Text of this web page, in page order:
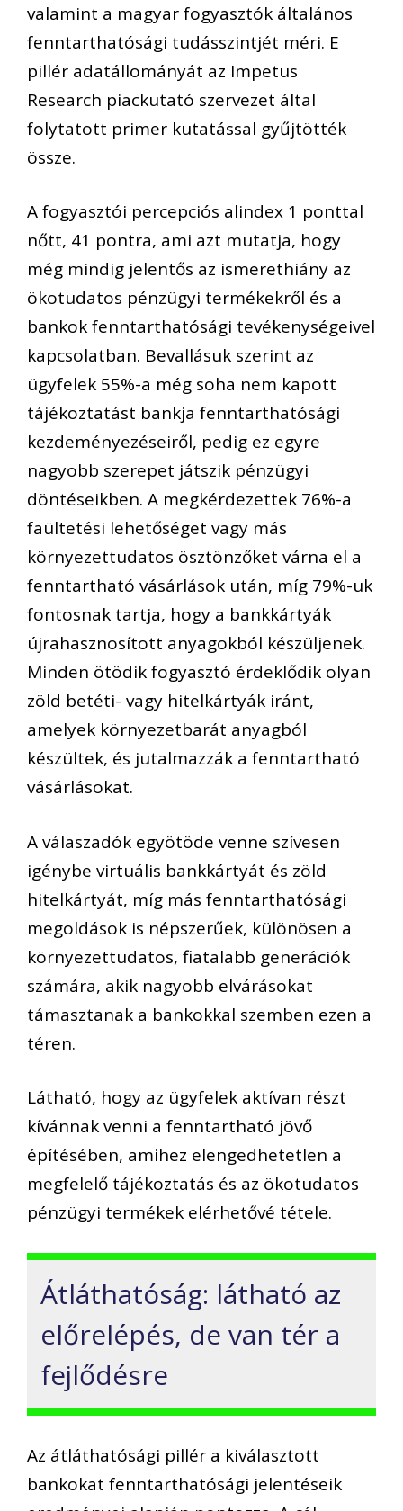
valamint a magyar fogyasztók általános
fenntarthatósági tudásszintjét méri. E
pillér adatállományát az Impetus
Research piackutató szervezet által
folytatott primer kutatással gyűjtötték
össze.
A fogyasztói percepciós alindex 1 ponttal
nőtt, 41 pontra, ami azt mutatja, hogy
még mindig jelentős az ismerethiány az
ökotudatos pénzügyi termékekről és a
bankok fenntarthatósági tevékenységeivel
kapcsolatban. Bevallásuk szerint az
ügyfelek 55%-a még soha nem kapott
tájékoztatást bankja fenntarthatósági
kezdeményezéseiről, pedig ez egyre
nagyobb szerepet játszik pénzügyi
döntéseikben. A megkérdezettek 76%-a
faültetési lehetőséget vagy más
környezettudatos ösztönzőket várna el a
fenntartható vásárlások után, míg 79%-uk
fontosnak tartja, hogy a bankkártyák
újrahasznosított anyagokból készüljenek.
Minden ötödik fogyasztó érdeklődik olyan
zöld betéti- vagy hitelkártyák iránt,
amelyek környezetbarát anyagból
készültek, és jutalmazzák a fenntartható
vásárlásokat.
A válaszadók egyötöde venne szívesen
igénybe virtuális bankkártyát és zöld
hitelkártyát, míg más fenntarthatósági
megoldások is népszerűek, különösen a
környezettudatos, fiatalabb generációk
számára, akik nagyobb elvárásokat
támasztanak a bankokkal szemben ezen a
téren.
Látható, hogy az ügyfelek aktívan részt
kívánnak venni a fenntartható jövő
építésében, amihez elengedhetetlen a
megfelelő tájékoztatás és az ökotudatos
pénzügyi termékek elérhetővé tétele.
Átláthatóság: látható az
előrelépés, de van tér a
fejlődésre
Az átláthatósági pillér a kiválasztott
bankokat fenntarthatósági jelentéseik